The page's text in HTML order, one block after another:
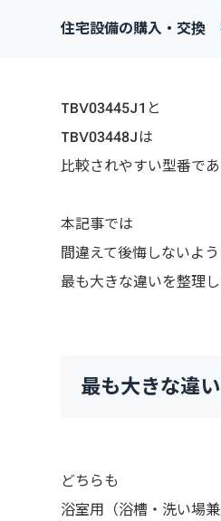
住宅設備の購入・交換
TBV03445J1と
TBV03448Jは
比較されやすい型番であ
本記事では
間違えて後悔しないよ
最も大きな違いを整理し
最も大きな違い
どちらも
浴室用（浴槽・洗い場